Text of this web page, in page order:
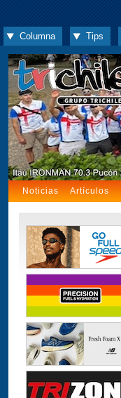
Columna Tips
Noticias Artículos